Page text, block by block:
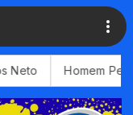
Homem Pedra